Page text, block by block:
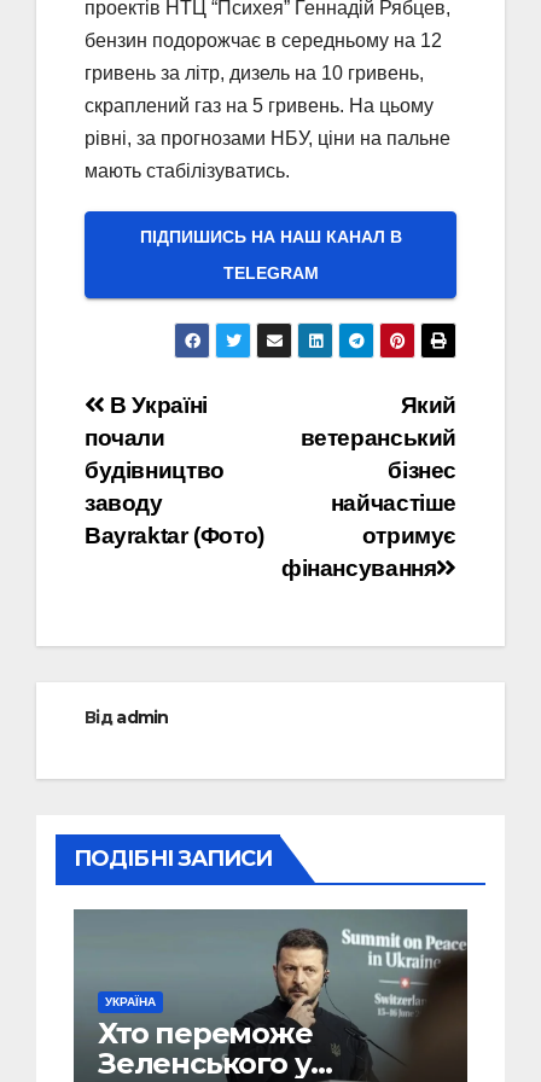
проектів НТЦ “Психея” Геннадій Рябцев,
бензин подорожчає в середньому на 12
гривень за літр, дизель на 10 гривень,
скраплений газ на 5 гривень. На цьому
рівні, за прогнозами НБУ, ціни на пальне
мають стабілізуватись.
ПІДПИШИСЬ НА НАШ КАНАЛ В
ТELEGRAM
Навігація
записів
Який
ветеранський
бізнес
найчастіше
отримує
фінансування
В Україні
почали
будівництво
заводу
Bayraktar (Фото)
Відadmin
ПОДІБНІ ЗАПИСИ
УКРАЇНА
Хто переможе
Зеленського у